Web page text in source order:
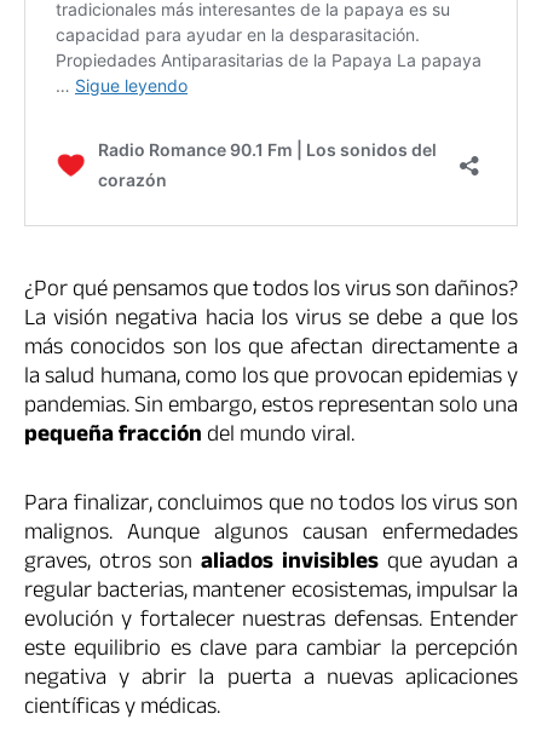
¿Por qué pensamos que todos los virus son dañinos?
La visión negativa hacia los virus se debe a que los
más conocidos son los que afectan directamente a
la salud humana, como los que provocan epidemias y
pandemias. Sin embargo, estos representan solo una
pequeña fraccióndel mundo viral.
Para finalizar, concluimos que no todos los virus son
malignos. Aunque algunos causan enfermedades
graves, otros sonaliados invisiblesque ayudan a
regular bacterias, mantener ecosistemas, impulsar la
evolución y fortalecer nuestras defensas. Entender
este equilibrio es clave para cambiar la percepción
negativa y abrir la puerta a nuevas aplicaciones
científicas y médicas.